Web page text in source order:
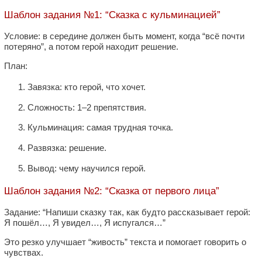
Шаблон задания №1: “Сказка с кульминацией”
Условие: в середине должен быть момент, когда “всё почти
потеряно”, а потом герой находит решение.
План:
Завязка: кто герой, что хочет.
Сложность: 1–2 препятствия.
Кульминация: самая трудная точка.
Развязка: решение.
Вывод: чему научился герой.
Шаблон задания №2: “Сказка от первого лица”
Задание: “Напиши сказку так, как будто рассказывает герой:
Я пошёл…, Я увидел…, Я испугался…”
Это резко улучшает “живость” текста и помогает говорить о
чувствах.